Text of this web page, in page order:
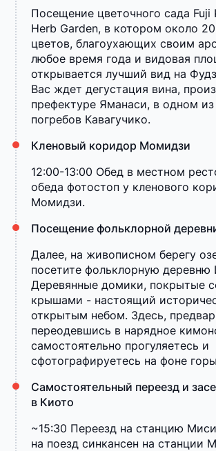
Посещение цветочного сада Fuji
Herb Garden, в котором около
цветов, благоухающих своим
любое время года и видовая
открывается лучший вид на
Вас ждет дегустация вина,
префектуре Яманаси, в одном
погребов Кавагучико.
Кленовый коридор Момидзи
12:00-13:00 Обед в местном
обеда фотостоп у кленового
Момидзи.
Посещение фольклорной
Далее, на живописном берегу
посетите фольклорную деревню
Деревянные домики, покрытые
крышами - настоящий
открытым небом. Здесь,
переодевшись в нарядное
самостоятельно прогуляетесь и
сфотографируетесь на фоне
Самостоятельный переезд и
в Киото
~15:30 Переезд на станцию
на поезд синкансен на станции